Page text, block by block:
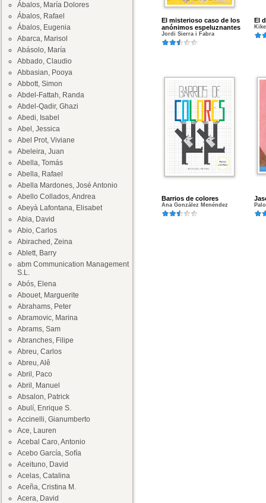
Ábalos, María Dolores
Ábalos, Rafael
Ábalos, Eugenia
Abarca, Marisol
Abásolo, María
Abbado, Claudio
Abbasian, Pooya
Abbott, Simon
Abdel-Fattah, Randa
Abdel-Qadir, Ghazi
Abedi, Isabel
Abel, Jessica
Abel Prot, Viviane
Abeleira, Juan
Abella, Tomás
Abella, Rafael
Abella Mardones, José Antonio
Abello Collados, Andrea
Abeyà Lafontana, Elisabet
Abia, David
Abio, Carlos
Abirached, Zeina
Ablett, Barry
abm Communication Management
S.L.
Abós, Elena
Abouet, Marguerite
Abrahams, Peter
Abramovic, Marina
Abrams, Sam
Abranches, Filipe
Abreu, Carlos
Abreu, Alê
Abril, Paco
Abril, Manuel
Absalon, Patrick
Abulí, Enrique S.
Accinelli, Gianumberto
Ace, Lauren
Acebal Caro, Antonio
Acebo García, Sofía
Aceituno, David
Acelas, Catalina
Aceña, Cristina M.
Acera, David
El misterioso caso de los
anónimos espeluznantes
Jordi Sierra i Fabra
El
Barrios de colores
Ana González Menéndez